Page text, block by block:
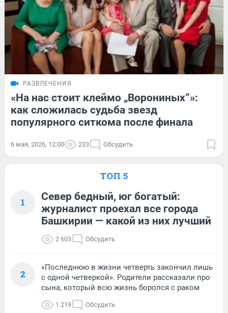
РАЗВЛЕЧЕНИЯ
«На нас стоит клеймо „Ворониных“»:
как сложилась судьба звезд
популярного ситкома после финала
6 мая, 2026, 12:00 233 Обсудить
ТОП 5
1
Север бедный, юг богатый:
журналист проехал все города
Башкирии — какой из них лучший
2 603 Обсудить
2
«Последнюю в жизни четверть закончил лишь
с одной четверкой». Родители рассказали про
сына, который всю жизнь боролся с раком
1 219 Обсудить